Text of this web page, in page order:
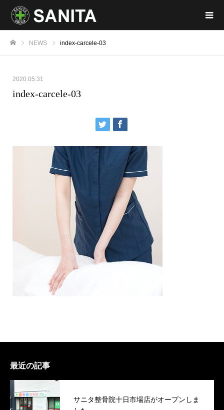
NEWS index-carcele-03
2020.05.31
index-carcele-03
最近の記事
サニタ整骨院十日市場店がオープンしま